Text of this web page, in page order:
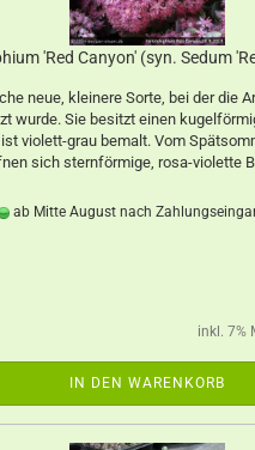
'Red Canyon' (syn. Sedum
neue, kleinere Sorte, bei der die
wurde. Sie besitzt einen
violett-grau bemalt. Vom
sich sternförmige, rosa-violette
ab Mitte August nach
inkl. 7%
IN DEN WARENKORB